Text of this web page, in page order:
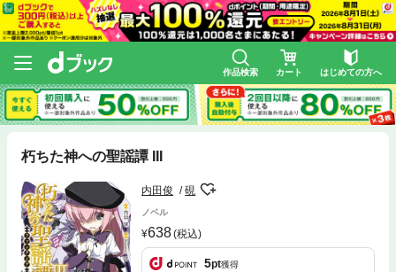
作品検索 カート はじめての方へ
朽ちた神への聖謡譚 III
内田俊 硯
ノベル
638(税込)
5pt獲得